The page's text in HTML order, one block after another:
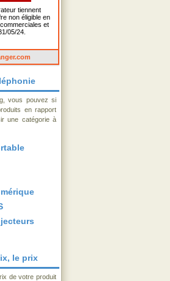
tiennent
non éligible en
et
05/24.
vous pouvez si
en rapport
une catégorie à
le prix
de votre produit